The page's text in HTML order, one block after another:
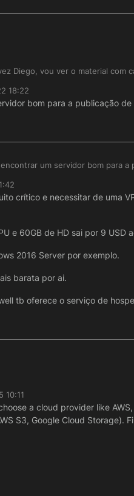
em LINUX vai precisar de um
Diego, vou ver o material com
18:22
bom para a publicação de
um servidor bom para a
crítico e necessitar de uma
e 60GB de HD sai por 9 USD
2016 Server por exemplo.
barata por ai.
tb oferece o serviço de
10:11
a cloud provider like
S3, Google Cloud Storage).